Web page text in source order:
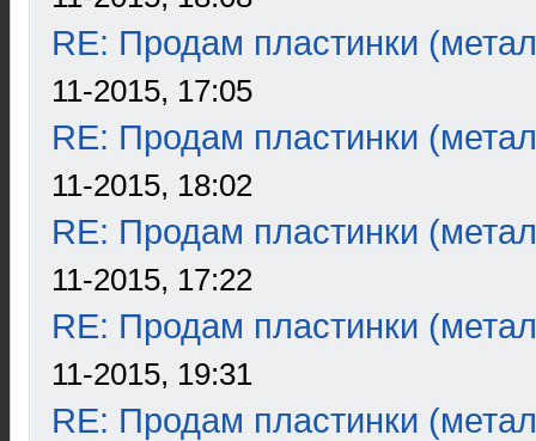
RE: Продам пластинки
11-2015, 17:05
RE: Продам пластинки
11-2015, 18:02
RE: Продам пластинки
11-2015, 17:22
RE: Продам пластинки
11-2015, 19:31
RE: Продам пластинки